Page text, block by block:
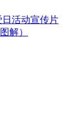
日活动宣传片
解）